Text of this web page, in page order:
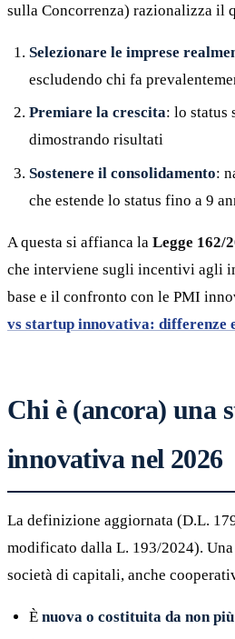
sulla Concorrenza) razionalizza il
Selezionare le imprese
escludendo chi fa
Premiare la crescita: lo status
dimostrando risultati
Sostenere il consolidamento:
che estende lo status fino a 9
A questa si affianca la Legge 162/
che interviene sugli incentivi agli
base e il confronto con le PMI
vs startup innovativa: differenze
Chi è (ancora) una
innovativa nel 2026
La definizione aggiornata (D.L.
modificato dalla L. 193/2024).
società di capitali, anche
È nuova o costituita da non